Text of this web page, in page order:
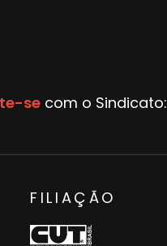
se com o Sindicato:
FILIAÇÃO